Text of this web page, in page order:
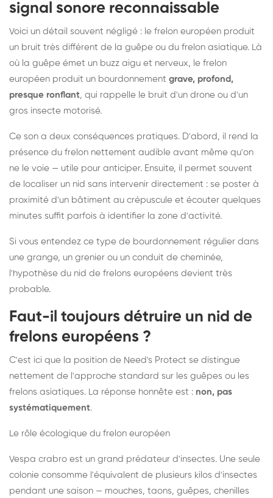
signal sonore reconnaissable
Voici un détail souvent négligé : le frelon européen produit
un bruit très différent de la guêpe ou du frelon asiatique. Là
où la guêpe émet un buzz aigu et nerveux, le frelon
européen produit un bourdonnement grave, profond,
presque ronflant, qui rappelle le bruit d'un drone ou d'un
gros insecte motorisé.
Ce son a deux conséquences pratiques. D'abord, il rend la
présence du frelon nettement audible avant même qu'on
ne le voie — utile pour anticiper. Ensuite, il permet souvent
de localiser un nid sans intervenir directement : se poster à
proximité d'un bâtiment au crépuscule et écouter quelques
minutes suffit parfois à identifier la zone d'activité.
Si vous entendez ce type de bourdonnement régulier dans
une grange, un grenier ou un conduit de cheminée,
l'hypothèse du nid de frelons européens devient très
probable.
Faut-il toujours détruire un nid de
frelons européens ?
C'est ici que la position de Need's Protect se distingue
nettement de l'approche standard sur les guêpes ou les
frelons asiatiques. La réponse honnête est : non, pas
systématiquement.
Le rôle écologique du frelon européen
Vespa crabro est un grand prédateur d'insectes. Une seule
colonie consomme l'équivalent de plusieurs kilos d'insectes
pendant une saison — mouches, taons, guêpes, chenilles